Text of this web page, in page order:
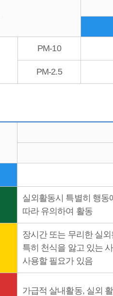
PM-10
PM-2.5
실외활동시 특별히 행동
따라 유의하여 활동
장시간 또는 무리한 실
특히 천식을 앓고 있는
사용할 필요가 있음
가급적 살내활동, 실외